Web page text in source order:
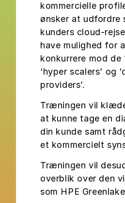
kommercielle
ønsker at udfordre
kunders cloud-
have mulighed for
konkurrere mod
‘hyper scalers’ og
providers’.
Træningen vil
at kunne tage en
din kunde samt
et kommercielt
Træningen vil
overblik over den
som HPE